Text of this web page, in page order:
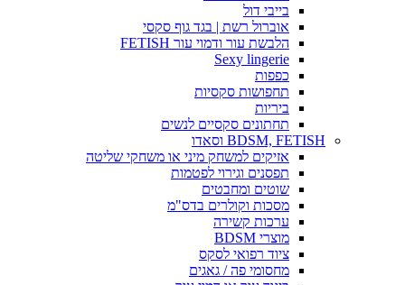
בייבי דול
אוברול רשת | בגד גוף סקסי
הלבשת עור ודמוי עור FETISH
Sexy lingerie
כפפות
תחפושות סקסיות
ביריות
תחתונים סקסיים לנשים
BDSM, FETISH וסאדו
אזיקים למשחק מיני או משחקי שליטה
תפסנים וגירוי לפטמות
שוטים ומחבטים
מסכות וקולרים בדס"מ
ערכות קשירה
מוצרי BDSM
ציוד רפואי לסקס
מחסומי פה / גאגים